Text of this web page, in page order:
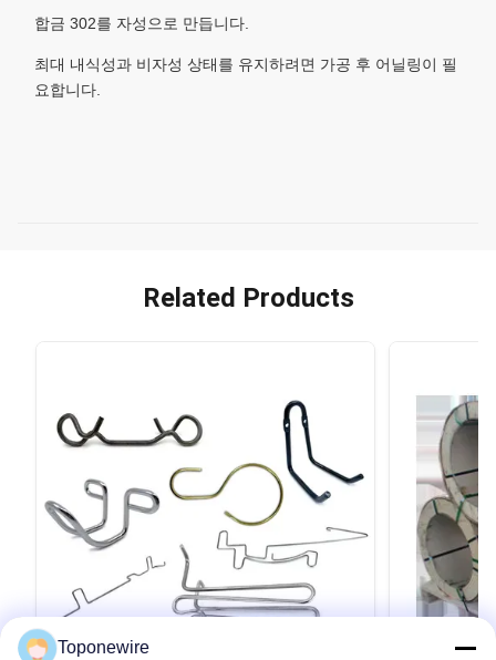
합금 302를 자성으로 만듭니다.
최대 내식성과 비자성 상태를 유지하려면 가공 후 어닐링이 필
요합니다.
Related Products
Toponewire